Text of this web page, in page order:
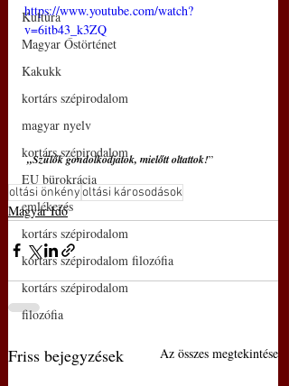
Kultúra
Magyar Őstörténet
Kakukk
kortárs szépirodalom
magyar nyelv
kortárs szépirodalom
EU bürokrácia
emlékezés
kortárs szépirodalom
kortárs szépirodalom filozófia
kortárs szépirodalom
filozófia
https://www.youtube.com/watch?
v=6itb43_k3ZQ
„Szülők gondolkodjatok, mielőtt oltattok!”
oltási önkényoltási károsodások
Magyar Idő
Friss bejegyzések Az összes megtekintése